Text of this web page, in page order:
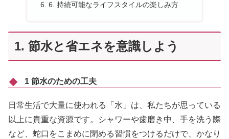
6. 持続可能なライフスタイルの楽しみ方
1. 節水と省エネを意識しよう
1 節水のための工夫
日常生活で大量に使われる「水」は、私たちが思っている
以上に貴重な資源です。シャワーや歯磨き中、手を洗う際
など、蛇口をこまめに閉める習慣をつけるだけで、かなり